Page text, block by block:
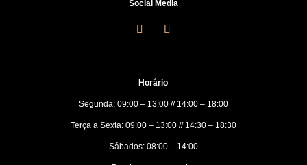
Social Media
Horário
Segunda: 09:00 – 13:00 // 14:00 – 18:00
Terça a Sexta: 09:00 – 13:00 // 14:30 – 18:30
Sábados: 08:00 – 14:00